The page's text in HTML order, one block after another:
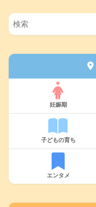
妊娠期
子どもの育ち
エンタメ